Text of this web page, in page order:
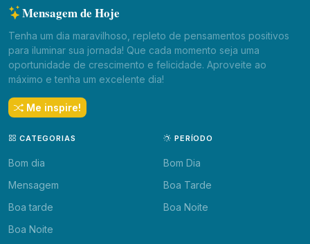
Mensagem de Hoje
Tenha um dia maravilhoso, repleto de pensamentos positivos
para iluminar sua jornada! Que cada momento seja uma
oportunidade de crescimento e felicidade. Aproveite ao
máximo e tenha um excelente dia!
Me inspire!
CATEGORIAS
Bom dia
Mensagem
Boa tarde
Boa Noite
PERÍODO
Bom Dia
Boa Tarde
Boa Noite